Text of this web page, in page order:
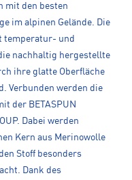
mit den besten
im alpinen Gelände. Die
temperatur- und
nachhaltig hergestellte
ihre glatte Oberfläche
Verbunden werden die
der BETASPUN
Dabei werden
Kern aus Merinowolle
Stoff besonders
Dank des